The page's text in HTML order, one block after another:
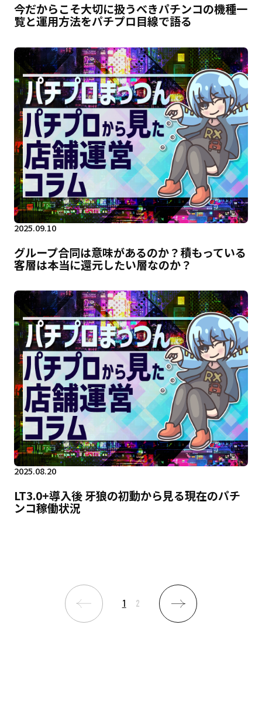
今だからこそ大切に扱うべきパチンコの機種一
覧と運用方法をパチプロ目線で語る
2025.09.10
グループ合同は意味があるのか？積もっている
客層は本当に還元したい層なのか？
2025.08.20
LT3.0+導入後 牙狼の初動から見る現在のパチ
ンコ稼働状況
1 2